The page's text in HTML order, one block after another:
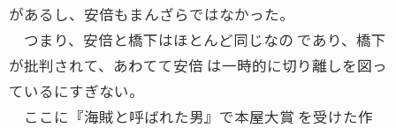
があるし、安倍もまんざらではなかった。
つまり、安倍と橋下はほとんど同じなの であり、橋下
が批判されて、あわてて安倍 は一時的に切り離しを図っ
ているにすぎない。
ここに『海賊と呼ばれた男』で本屋大賞 を受けた作